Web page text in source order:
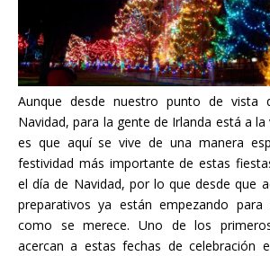
Aunque desde nuestro punto de vista
Navidad, para la gente de Irlanda está a
es que aquí se vive de una manera
festividad más importante de estas
el día de Navidad, por lo que desde que
preparativos ya están empezando para
como se merece. Uno de los
acercan a estas fechas de celebración